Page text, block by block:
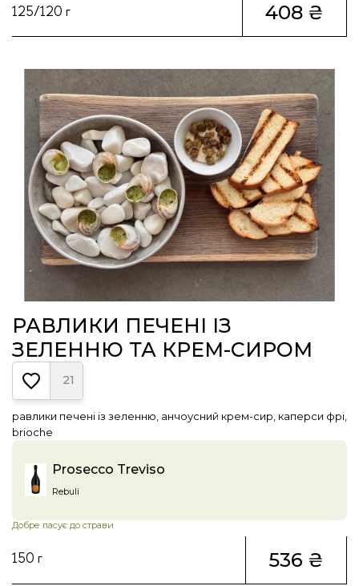
125/120 г 408 ₴
РАВЛИКИ ПЕЧЕНІ ІЗ
ЗЕЛЕННЮ ТА КРЕМ-СИРОМ
21
равлики печені із зеленню, анчоусний крем-сир, каперси фрі,
brioche
Prosecco Treviso
Rebuli
Добре пасує до страви
150 г 536 ₴